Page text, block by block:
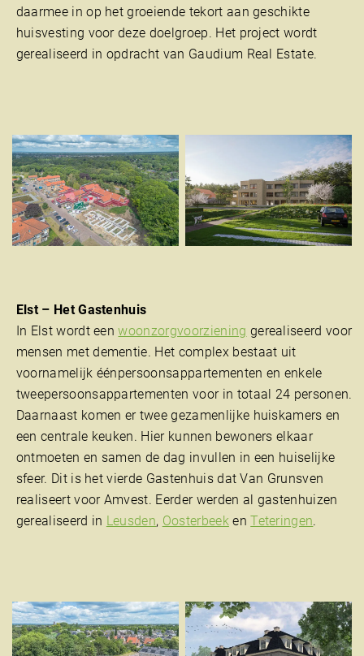
daarmee in op het groeiende tekort aan geschikte
huisvesting voor deze doelgroep. Het project wordt
gerealiseerd in opdracht van Gaudium Real Estate.
Elst – Het Gastenhuis
In Elst wordt eenwoonzorgvoorziening gerealiseerd voor
mensen met dementie. Het complex bestaat uit
voornamelijk éénpersoonsappartementen en enkele
tweepersoonsappartementen voor in totaal 24 personen.
Daarnaast komen er twee gezamenlijke huiskamers en
een centrale keuken. Hier kunnen bewoners elkaar
ontmoeten en samen de dag invullen in een huiselijke
sfeer. Dit is het vierde Gastenhuis dat Van Grunsven
realiseert voor Amvest. Eerder werden al gastenhuizen
gerealiseerd in Leusden, Oosterbeek enTeteringen.